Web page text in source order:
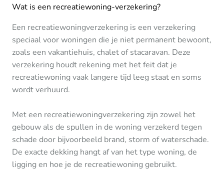
Wat is een recreatiewoning-verzekering?
Een recreatiewoningverzekering is een verzekering
speciaal voor woningen die je niet permanent bewoont,
zoals een vakantiehuis, chalet of stacaravan. Deze
verzekering houdt rekening met het feit dat je
recreatiewoning vaak langere tijd leeg staat en soms
wordt verhuurd.
Met een recreatiewoningverzekering zijn zowel het
gebouw als de spullen in de woning verzekerd tegen
schade door bijvoorbeeld brand, storm of waterschade.
De exacte dekking hangt af van het type woning, de
ligging en hoe je de recreatiewoning gebruikt.